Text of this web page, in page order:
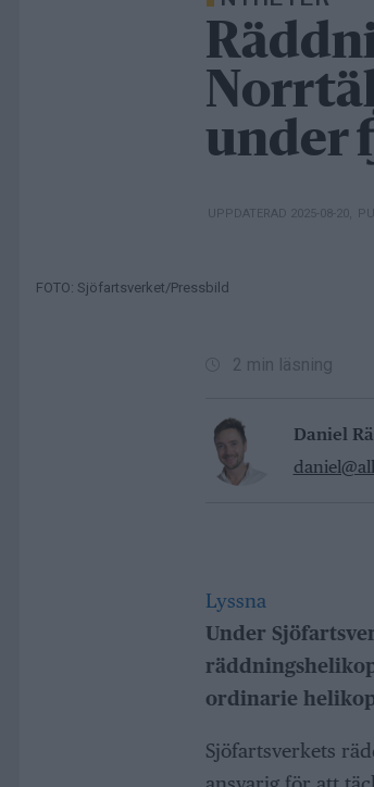
under
UPPDATERAD 2025-08-20,
FOTO: Sjöfartsverket/Pressbild
2 min läsning
Daniel
Lyssna
Under
ordinarie
Sjöfartsverkets